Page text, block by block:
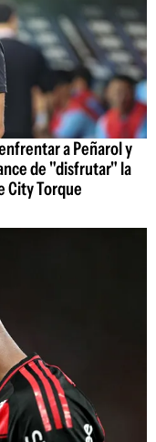
a Peñarol y
de "disfrutar" la
City Torque